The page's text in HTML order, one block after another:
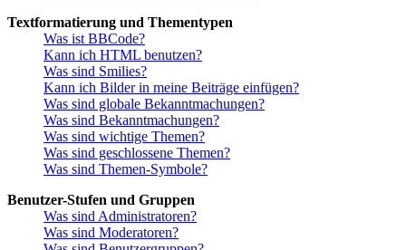
Textformatierung und Thementypen
Was ist BBCode?
Kann ich HTML benutzen?
Was sind Smilies?
Kann ich Bilder in meine Beiträge einfügen?
Was sind globale Bekanntmachungen?
Was sind Bekanntmachungen?
Was sind wichtige Themen?
Was sind geschlossene Themen?
Was sind Themen-Symbole?
Benutzer-Stufen und Gruppen
Was sind Administratoren?
Was sind Moderatoren?